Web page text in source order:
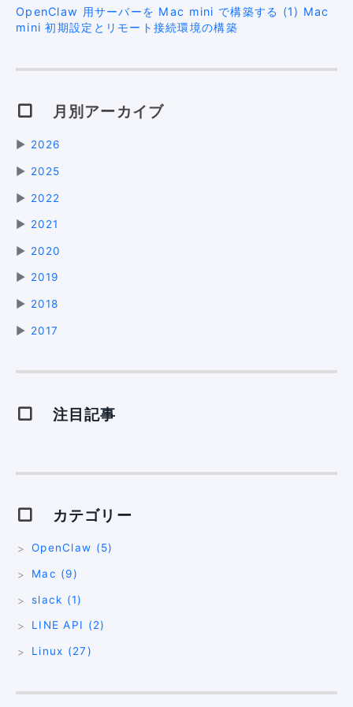
OpenClaw 用サーバーを Mac mini で構築する (1) Mac
mini 初期設定とリモート接続環境の構築
月別アーカイブ
▶ 2026
▶ 2025
▶ 2022
▶ 2021
▶ 2020
▶ 2019
▶ 2018
▶ 2017
注目記事
カテゴリー
OpenClaw (5)
Mac (9)
slack (1)
LINE API (2)
Linux (27)